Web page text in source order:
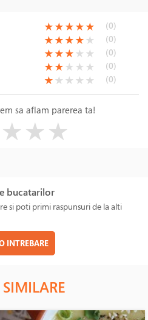
(*)
★(*)
★(*)
★(*)
★(*)
★ (0)
(*)
★(*)
★(*)
★(*)
★( )
★ (0)
(*)
★(*)
★(*)
★( )
★ ( )
★ (0)
(*)
★(*)
★( )
★ ( )
★ ( )
★ (0)
(*)
★( )
★ ( )
★ ( )
★ ( )
★ (0)
sa aflam parerea ta!
★★★
bucatarilor
si poti primi raspunsuri de la alti
INTREBARE
SIMILARE